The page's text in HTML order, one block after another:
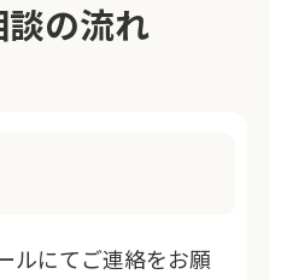
の流れ
ルにてご連絡をお願